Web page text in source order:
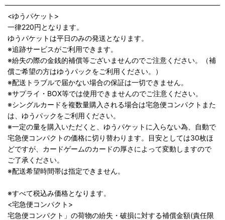
<ゆうパケット>
一律220円となります。
ゆうパケットは平日のみの発送となります。
※追跡サービスがご利用できます。
※紛失の際の金銭的補償等ございませんのでご注意ください。（補
償ご希望の方はゆうパックをご利用ください。）
※配送トラブルで届かない場合の保証は一切できません。
※サプライ・BOX等では使用できませんのでご注意ください。
※シングルカードを複数量購入される場合は宅急便コンパクトまた
は、ゆうパックをご利用ください。
※一定の量を購入いただくと、ゆうパケットに入らない為、自動で
宅急便コンパクトの価格に切り替わります。目安としては30枚ほ
どですが、カードゲームのカードの厚さによって変動しますので
ご了承ください。
※配送希望時間帯は指定できません。
※すべて税込み価格となります。
<宅急便コンパクト>
宅急便コンパクト」の荷物の紛失・破損に対する補償金額(責任限